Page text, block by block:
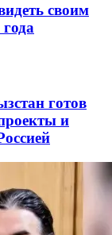
своим
готов
и